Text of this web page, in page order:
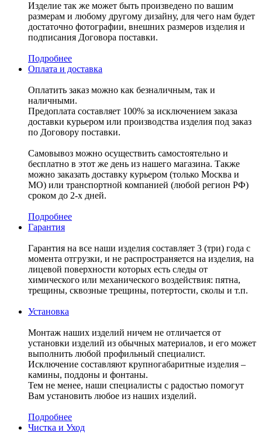
Изделие так же может быть произведено по вашим
размерам и любому другому дизайну, для чего нам будет
достаточно фотографии, внешних размеров изделия и
подписания Договора поставки.
Подробнее
Оплата и доставка
Оплатить заказ можно как безналичным, так и
наличными.
Предоплата составляет 100% за исключением заказа
доставки курьером или производства изделия под заказ
по Договору поставки.
Самовывоз можно осуществить самостоятельно и
бесплатно в этот же день из нашего магазина. Также
можно заказать доставку курьером (только Москва и
МО) или транспортной компанией (любой регион РФ)
сроком до 2-х дней.
Подробнее
Гарантия
Гарантия на все наши изделия составляет 3 (три) года с
момента отгрузки, и не распространяется на изделия, на
лицевой поверхности которых есть следы от
химического или механического воздействия: пятна,
трещины, сквозные трещины, потертости, сколы и т.п.
Установка
Монтаж наших изделий ничем не отличается от
установки изделий из обычных материалов, и его может
выполнить любой профильный специалист.
Исключение составляют крупногабаритные изделия –
камины, поддоны и фонтаны.
Тем не менее, наши специалисты с радостью помогут
Вам установить любое из наших изделий.
Подробнее
Чистка и Уход